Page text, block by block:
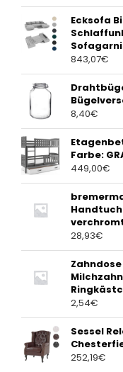
Ecksofa
843,07€
8,40€
Farbe:
449,00€
28,93€
2,54€
Sessel
252,19€